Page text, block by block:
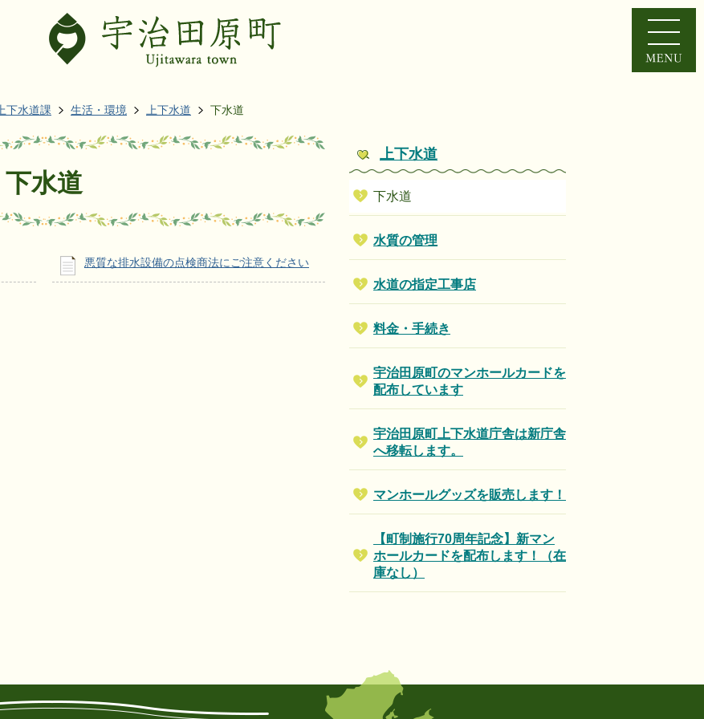
上下水道課 生活・環境 上下水道 下水道
下水道
悪質な排水設備の点検商法にご注意ください
上下水道
下水道
水質の管理
水道の指定工事店
料金・手続き
宇治田原町のマンホールカードを
配布しています
宇治田原町上下水道庁舎は新庁舎
へ移転します。
マンホールグッズを販売します！
【町制施行70周年記念】新マン
ホールカードを配布します！（在
庫なし）